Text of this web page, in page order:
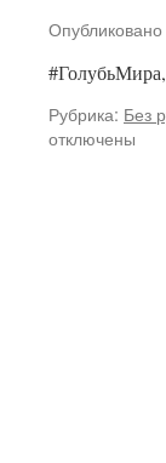
Опубликовано
Рубрика: Без
отключены